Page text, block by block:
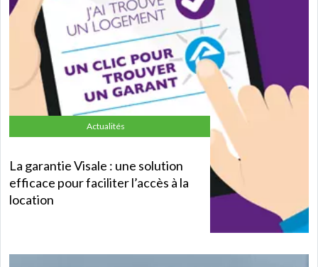
Actualités
La garantie Visale : une solution
efficace pour faciliter l’accès à la
location